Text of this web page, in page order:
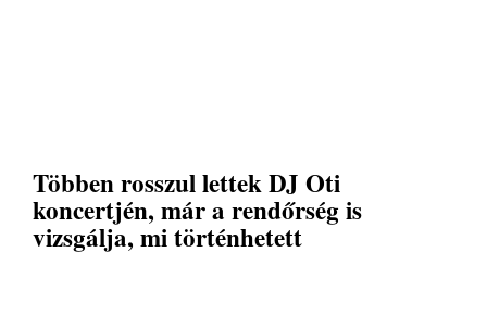
Többen rosszul lettek DJ Oti
koncertjén, már a rendőrség is
vizsgálja, mi történhetett